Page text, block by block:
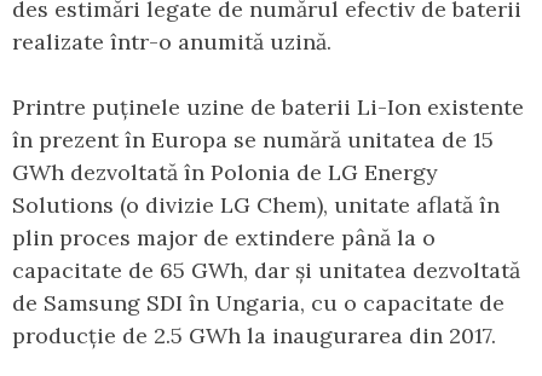
des estimări legate de numărul efectiv de baterii
realizate într-o anumită uzină.
Printre puținele uzine de baterii Li-Ion existente
în prezent în Europa se numără unitatea de 15
GWh dezvoltată în Polonia de LG Energy
Solutions (o divizie LG Chem), unitate aflată în
plin proces major de extindere până la o
capacitate de 65 GWh, dar și unitatea dezvoltată
de Samsung SDI în Ungaria, cu o capacitate de
producție de 2.5 GWh la inaugurarea din 2017.